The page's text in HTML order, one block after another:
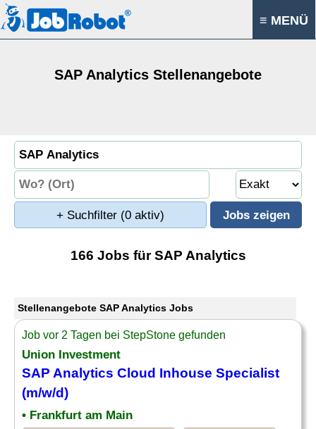
≡ MENÜ
SAP Analytics Stellenangebote
+ Suchfilter (0 aktiv)
166 Jobs für SAP Analytics
Stellenangebote SAP Analytics Jobs
Job vor 2 Tagen bei StepStone gefunden
Union Investment
SAP Analytics Cloud Inhouse Specialist
(m/w/d)
• Frankfurt am Main